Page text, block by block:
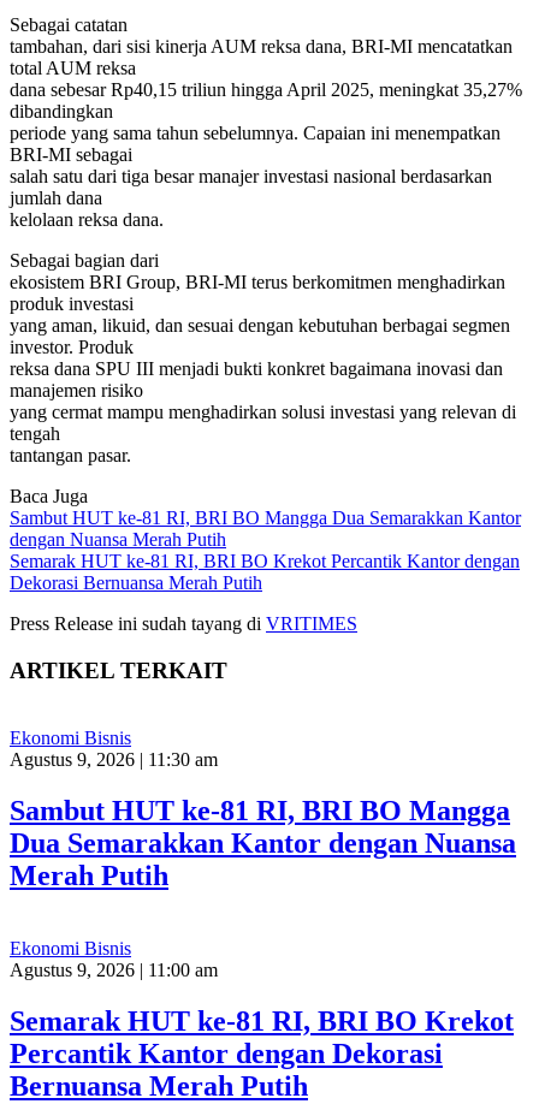
Sebagai catatan
tambahan, dari sisi kinerja AUM reksa dana, BRI-MI mencatatkan
total AUM reksa
dana sebesar Rp40,15 triliun hingga April 2025, meningkat 35,27%
dibandingkan
periode yang sama tahun sebelumnya. Capaian ini menempatkan
BRI-MI sebagai
salah satu dari tiga besar manajer investasi nasional berdasarkan
jumlah dana
kelolaan reksa dana.
Sebagai bagian dari
ekosistem BRI Group, BRI-MI terus berkomitmen menghadirkan
produk investasi
yang aman, likuid, dan sesuai dengan kebutuhan berbagai segmen
investor. Produk
reksa dana SPU III menjadi bukti konkret bagaimana inovasi dan
manajemen risiko
yang cermat mampu menghadirkan solusi investasi yang relevan di
tengah
tantangan pasar.
Baca Juga
Sambut HUT ke-81 RI, BRI BO Mangga Dua Semarakkan Kantor
dengan Nuansa Merah Putih
Semarak HUT ke-81 RI, BRI BO Krekot Percantik Kantor dengan
Dekorasi Bernuansa Merah Putih
Press Release ini sudah tayang di VRITIMES
ARTIKEL TERKAIT
Ekonomi Bisnis
Agustus 9, 2026 | 11:30 am
Sambut HUT ke-81 RI, BRI BO Mangga
Dua Semarakkan Kantor dengan Nuansa
Merah Putih
Ekonomi Bisnis
Agustus 9, 2026 | 11:00 am
Semarak HUT ke-81 RI, BRI BO Krekot
Percantik Kantor dengan Dekorasi
Bernuansa Merah Putih